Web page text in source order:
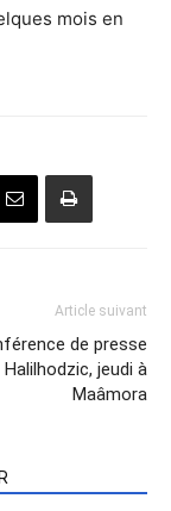
mois en
Article suivant
de presse
jeudi à
Maâmora